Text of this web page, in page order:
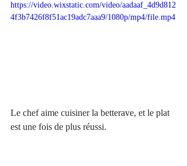
https://video.wixstatic.com/video/aadaaf_4d9d812
4f3b7426f8f51ac19adc7aaa9/1080p/mp4/file.mp4
Le chef aime cuisiner la betterave, et le plat
est une fois de plus réussi.